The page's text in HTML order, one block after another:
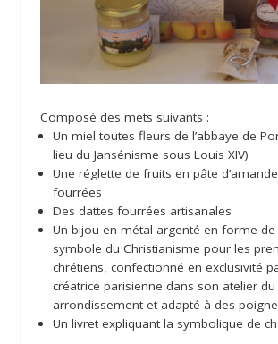
Composé des mets suivants :
Un miel toutes fleurs de l’abbaye de
lieu du Jansénisme sous Louis XIV)
Une réglette de fruits en pâte
fourrées
Des dattes fourrées artisanales
Un bijou en métal argenté en forme
symbole du Christianisme pour les
chrétiens, confectionné en exclusivité
créatrice parisienne dans son atelier du
arrondissement et adapté à des
Un livret expliquant la symbolique de